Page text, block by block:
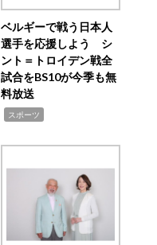
ベルギーで戦う日本人
選手を応援しよう シ
ント＝トロイデン戦全
試合をBS10が今季も無
料放送
スポーツ